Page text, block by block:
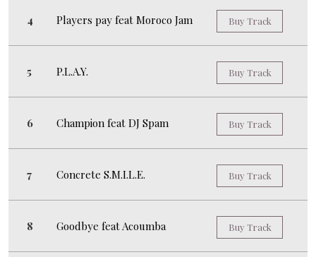
Buy Track
Players pay feat Moroco Jam
Buy Track
P.L.A.Y.
Buy Track
Champion feat DJ Spam
Buy Track
Concrete S.M.I.L.E.
Buy Track
Goodbye feat Acoumba